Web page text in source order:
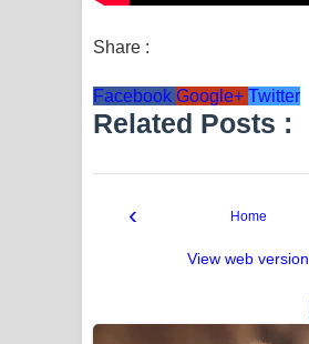
Share :
Facebook Google+ Twitter
Related Posts :
‹ Home
View web version